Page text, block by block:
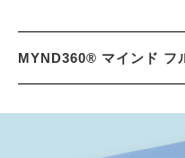
MYND360® マインド フ